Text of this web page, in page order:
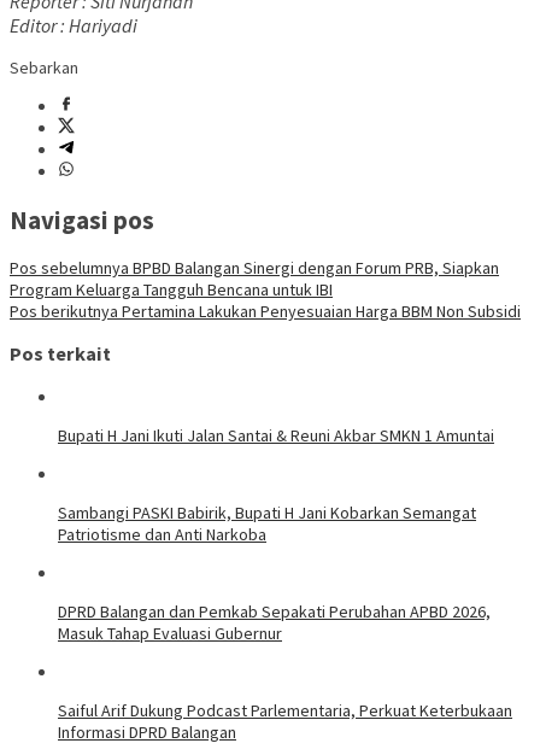
Editor : Hariyadi
Sebarkan
Navigasi pos
Pos sebelumnya BPBD Balangan Sinergi dengan Forum PRB, Siapkan
Program Keluarga Tangguh Bencana untuk IBI
Pos berikutnya Pertamina Lakukan Penyesuaian Harga BBM Non Subsidi
Pos terkait
Bupati H Jani Ikuti Jalan Santai & Reuni Akbar SMKN 1 Amuntai
Sambangi PASKI Babirik, Bupati H Jani Kobarkan Semangat
Patriotisme dan Anti Narkoba
DPRD Balangan dan Pemkab Sepakati Perubahan APBD 2026,
Masuk Tahap Evaluasi Gubernur
Saiful Arif Dukung Podcast Parlementaria, Perkuat Keterbukaan
Informasi DPRD Balangan